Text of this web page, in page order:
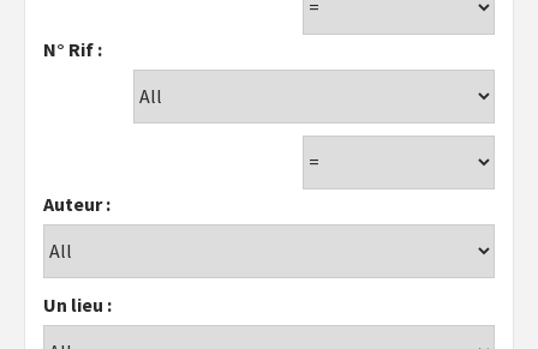
N° Rif :
Auteur :
Un lieu :